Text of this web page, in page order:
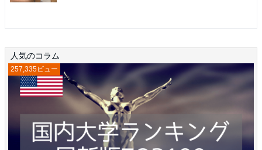
人気のコラム
257,335ビュー